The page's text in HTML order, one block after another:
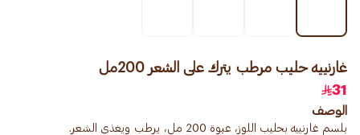
غارنييه حليب مرطب يترك على الشعر 200مل
31
الوصف
بلسم غارنييه بحليب اللوز، عبوة 200 مل، يرطب ويغذي الشعر.